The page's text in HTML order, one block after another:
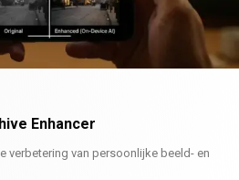
Enhancer
verbetering van persoonlijke beeld- en